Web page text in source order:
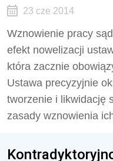
23 cze 2014
Wznowienie pracy
efekt nowelizacji
która zacznie
Ustawa precyzyjnie
tworzenie i likwidację
zasady wznowienia